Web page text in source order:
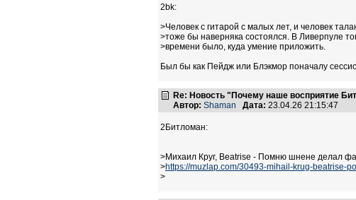
2bk:
>Человек с гитарой с малых лет, и человек
>тоже бы наверняка состоялся. В Ливерпуле
>времени было, куда умение приложить.
Был бы как Пейдж или Блэкмор поначалу
Re: Новость "Почему наше восприятие
Автор: Shaman Дата: 23.04.26 21:15:47
2Битломан:
>Михаил Круг, Beatrise - Помню шнене делал фа
>https://muzlap.com/30493-mihail-krug-beatrise-
>